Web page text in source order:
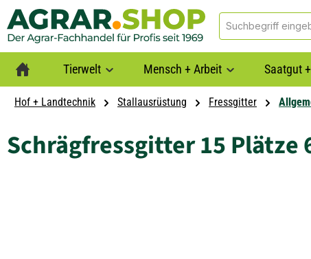
Zur Hauptnavigation springen
Tierwelt Mensch + Arbeit Saatgut
Hof + Landtechnik Stallausrüstung Fressgitter
Schrägfressgitter 15 Plätze